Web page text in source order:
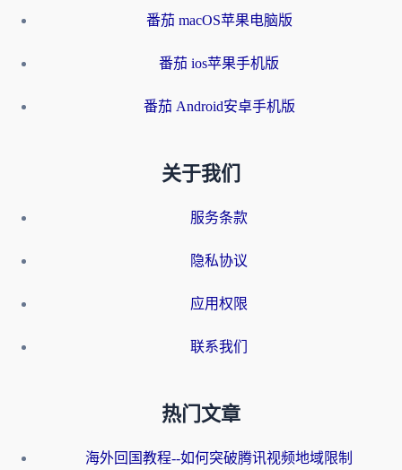
番茄 macOS苹果电脑版
番茄 ios苹果手机版
番茄 Android安卓手机版
关于我们
服务条款
隐私协议
应用权限
联系我们
热门文章
海外回国教程--如何突破腾讯视频地域限制